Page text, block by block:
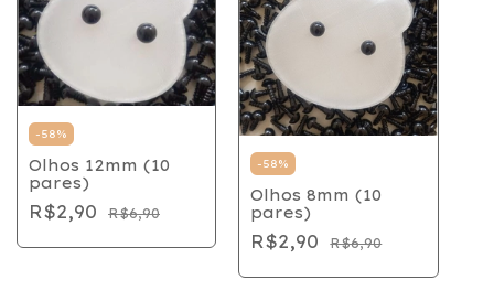
-58%
Olhos 12mm (10
pares)
R$2,90 R$6,90
-58%
Olhos 8mm (10
pares)
R$2,90 R$6,90